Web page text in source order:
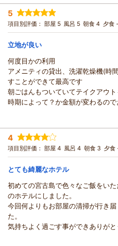
投稿者： よっちゃんさん(女性/60代)
宿泊プラン： 【早期予約31日前】全室に
在で自由な宮古島時間
トリプル 朝のみ
宿泊価格帯： 6,001～7,000円(大人一人
この度はHOTEL385をご利用いた
寄せいただきまして誠にありがと
館内の清潔さや立地、無料駐車場
たとのこと、大変嬉しく拝読いた
ド、アメニティにつきましてもお
「また泊まりたいホテルです」と
何よりの喜びでございます。
これからも快適なご滞在をご提供
ので、また宮古島へお越しの際に
ださいませ。
HOTEL385
フロント
5
項目別評価： 部屋 5 風呂 5 朝食 4 夕食 -
立地が良い
何度目かの利用
アメニティの貸出、洗濯乾燥機(時
すことができて最高です
朝ごはんもついていてテイクアウ
時期によって？か金額が変わるの
宿泊時期： 2025年12月宿泊 (出張)
投稿者： ドリフトさん
宿泊プラン： 【期間限定独自”冬”セール
に包まれる島時間
ツイン 朝のみ
宿泊価格帯： 13,001～14,000円(大人一
ＨＯＴＥＬ３８５からの返信
いつもHOTEL385をご利用いただ
す。
そして嬉しい口コミをお寄せいた
す。
アメニティの貸出や洗濯乾燥機
4
項目別評価： 部屋 4 風呂 4 朝食 3 夕食
とても綺麗なホテル
初めての宮古島で色々なご飯をい
のホテルにしました。
今回何よりもお部屋の清掃が行き
た。
気持ちよく過ごす事ができありがと